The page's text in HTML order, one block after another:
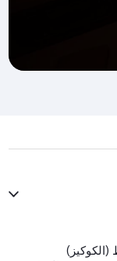
(الكوكيز)